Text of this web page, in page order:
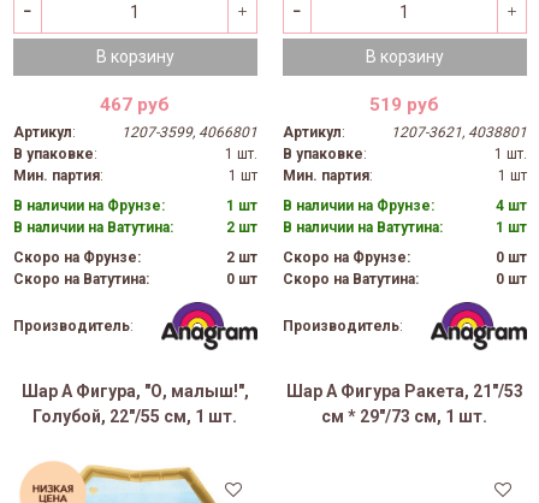
В корзину
467 руб
Артикул:
1207-3599, 4066801
В упаковке:
1 шт.
Мин. партия:
1 шт
В наличии на Фрунзе:
1 шт
В наличии на Ватутина:
2 шт
Скоро на Фрунзе:
2 шт
Скоро на Ватутина:
0 шт
Производитель:
В корзину
519 руб
Артикул:
1207-3621, 4038801
В упаковке:
1 шт.
Мин. партия:
1 шт
В наличии на Фрунзе:
4 шт
В наличии на Ватутина:
1 шт
Скоро на Фрунзе:
0 шт
Скоро на Ватутина:
0 шт
Производитель:
Шар А Фигура, "О, малыш!",
Голубой, 22"/55 см, 1 шт.
Шар А Фигура Ракета, 21"/53
см * 29"/73 см, 1 шт.